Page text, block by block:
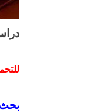
بحث